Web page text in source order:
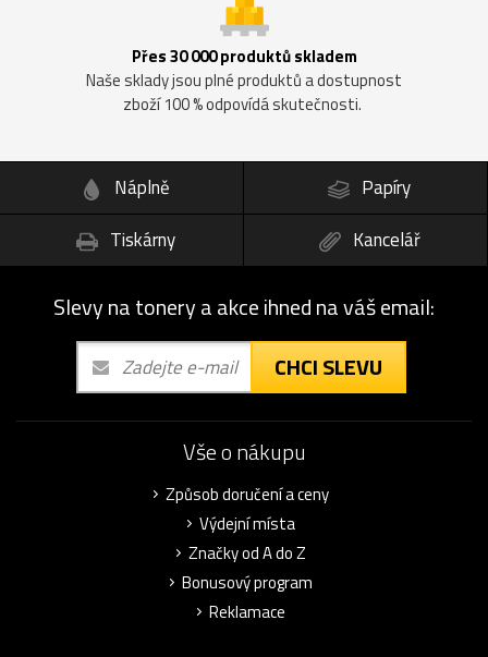
Přes 30 000 produktů skladem
Naše sklady jsou plné produktů a dostupnost
zboží 100 % odpovídá skutečnosti.
Náplně
Papíry
Tiskárny
Kancelář
Slevy na tonery a akce ihned na váš email:
CHCI SLEVU
Vše o nákupu
Způsob doručení a ceny
Výdejní místa
Značky od A do Z
Bonusový program
Reklamace